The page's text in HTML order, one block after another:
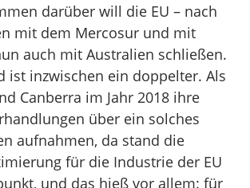
darüber will die EU – nach
mit dem Mercosur und mit
auch mit Australien schließen.
ist inzwischen ein doppelter. Als
Canberra im Jahr 2018 ihre
über ein solches
aufnahmen, da stand die
für die Industrie der EU
und das hieß vor allem: für